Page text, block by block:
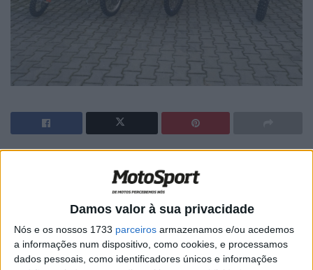
Damos valor à sua privacidade
Nós e os nossos 1733 parceiros armazenamos e/ou acedemos
a informações num dispositivo, como cookies, e processamos
dados pessoais, como identificadores únicos e informações
Está tudo pronto para o arranque da nova temporada, e
a Momento TT Racing Team apresentou uma formação
bem completa, no que respeito aos nacionais de
Motocross.